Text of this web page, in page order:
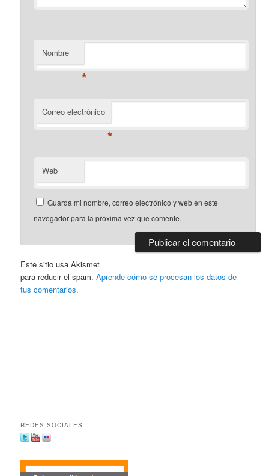
Nombre
*
Correo electrónico
*
Web
Guarda mi nombre, correo electrónico y web en este
navegador para la próxima vez que comente.
Este sitio usa Akismet
para reducir el spam.Aprende cómo se procesan los datos de
tus comentarios.
REDES SOCIALES: